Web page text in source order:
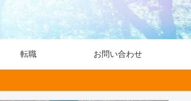
転職 お問い合わせ